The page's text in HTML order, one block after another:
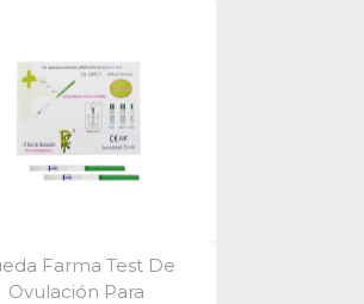
Vista Rápida
Farma Test De
Ovulación Para